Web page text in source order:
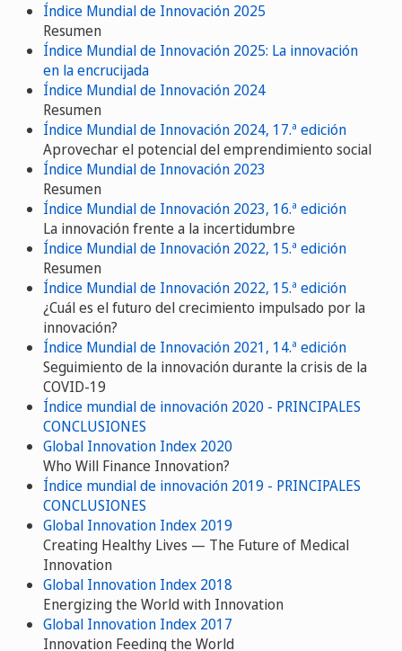
Índice Mundial de Innovación 2025
Resumen
Índice Mundial de Innovación 2025: La innovación
en la encrucijada
Índice Mundial de Innovación 2024
Resumen
Índice Mundial de Innovación 2024, 17.ª edición
Aprovechar el potencial del emprendimiento social
Índice Mundial de Innovación 2023
Resumen
Índice Mundial de Innovación 2023, 16.ª edición
La innovación frente a la incertidumbre
Índice Mundial de Innovación 2022, 15.ª edición
Resumen
Índice Mundial de Innovación 2022, 15.ª edición
¿Cuál es el futuro del crecimiento impulsado por la
innovación?
Índice Mundial de Innovación 2021, 14.ª edición
Seguimiento de la innovación durante la crisis de la
COVID-19
Índice mundial de innovación 2020 - PRINCIPALES
CONCLUSIONES
Global Innovation Index 2020
Who Will Finance Innovation?
Índice mundial de innovación 2019 - PRINCIPALES
CONCLUSIONES
Global Innovation Index 2019
Creating Healthy Lives — The Future of Medical
Innovation
Global Innovation Index 2018
Energizing the World with Innovation
Global Innovation Index 2017
Innovation Feeding the World